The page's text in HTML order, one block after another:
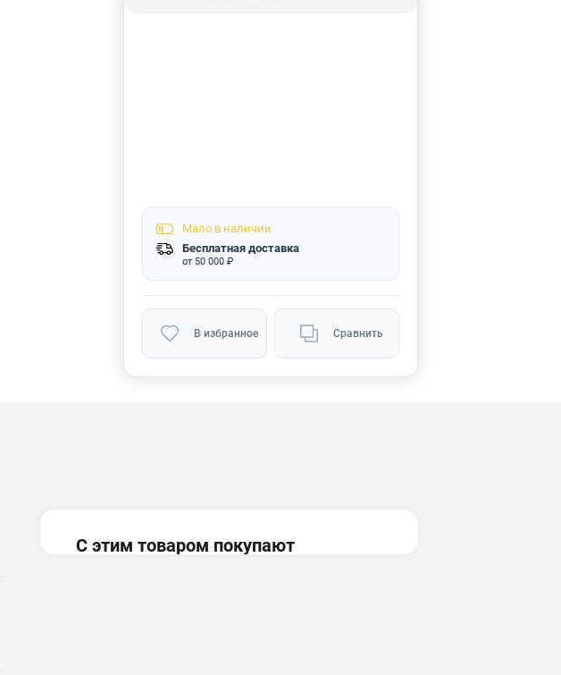
Мало в наличии
Бесплатная доставка
от 50 000 ₽
В избранное Сравнить
С этим товаром покупают